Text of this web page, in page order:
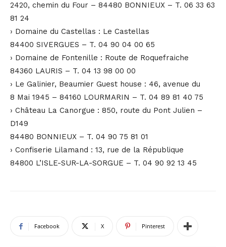
2420, chemin du Four – 84480 BONNIEUX – T. 06 33 63
81 24
› Domaine du Castellas : Le Castellas
84400 SIVERGUES – T. 04 90 04 00 65
› Domaine de Fontenille : Route de Roquefraiche
84360 LAURIS – T. 04 13 98 00 00
› Le Galinier, Beaumier Guest house : 46, avenue du
8 Mai 1945 – 84160 LOURMARIN – T. 04 89 81 40 75
› Château La Canorgue : 850, route du Pont Julien –
D149
84480 BONNIEUX – T. 04 90 75 81 01
› Confiserie Lilamand : 13, rue de la République
84800 L’ISLE-SUR-LA-SORGUE – T. 04 90 92 13 45
Facebook X Pinterest